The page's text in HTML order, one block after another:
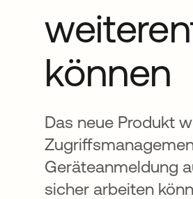
können
Das neue Produkt
Geräteanmeldung
sicher arbeiten